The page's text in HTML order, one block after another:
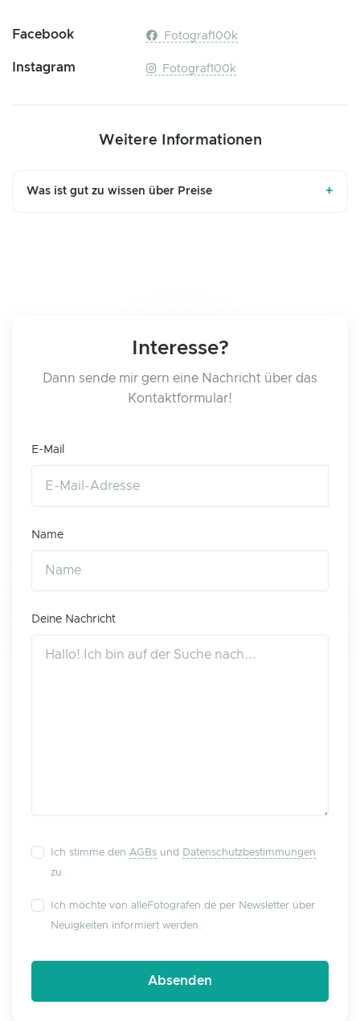
Facebook Fotograf100k
Instagram Fotograf100k
Weitere Informationen
Was ist gut zu wissen über Preise +
Interesse?
Dann sende mir gern eine Nachricht über das
Kontaktformular!
E-Mail
Name
Deine Nachricht
Ich stimme den AGBs und
Datenschutzbestimmungen
zu.
Ich möchte von alleFotografen.de per Newsletter über
Neuigkeiten informiert werden.